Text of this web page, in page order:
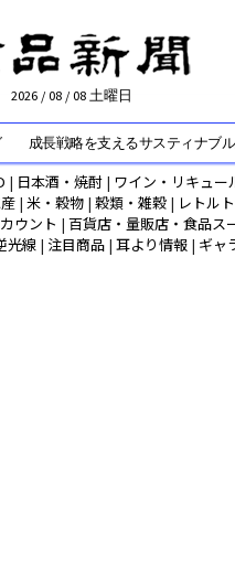
2026 / 08 / 08 土曜日
成長戦略を支えるサスティナブ
| 日本酒・焼酎 | ワイン・リキュー
| 米・穀物 | 穀類・雑穀 | レトル
ウント | 百貨店・量販店・食品ス
光線 | 注目商品 | 耳より情報 | ギャ